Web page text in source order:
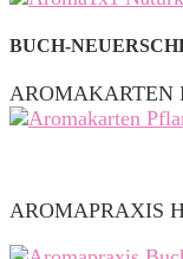
BUCH-
AROMAKARTEN
AROMAPRAXIS